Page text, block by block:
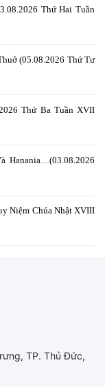
Thứ Hai Tuần
(05.08.2026 Thứ Tư
Thứ Ba Tuần XVII
Hanania…(03.08.2026
Niệm Chúa Nhật XVIII
TP. Thủ Đức,